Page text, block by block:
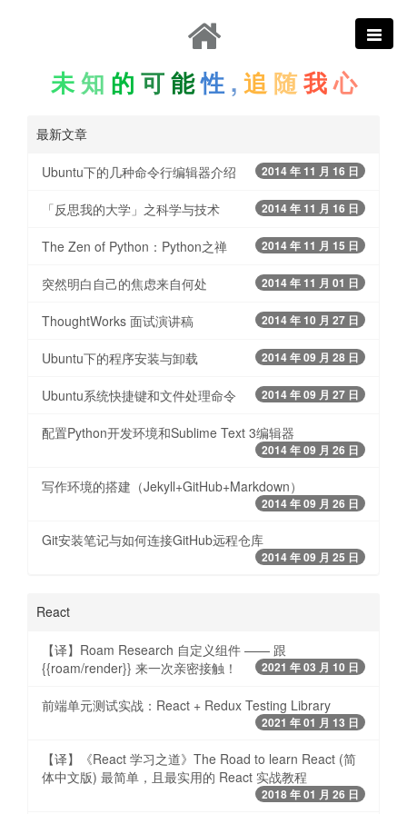
未 知 的 可 能性 , 追 随 我心
最新文章
Ubuntu下的几种命令行编辑器介绍 2014 年 11 月 16 日
「反思我的大学」之科学与技术 2014 年 11 月 16 日
The Zen of Python：Python之禅 2014 年 11 月 15 日
突然明白自己的焦虑来自何处 2014 年 11 月 01 日
ThoughtWorks 面试演讲稿 2014 年 10 月 27 日
Ubuntu下的程序安装与卸载 2014 年 09 月 28 日
Ubuntu系统快捷键和文件处理命令 2014 年 09 月 27 日
配置Python开发环境和Sublime Text 3编辑器
2014 年 09 月 26 日
写作环境的搭建（Jekyll+GitHub+Markdown）
2014 年 09 月 26 日
Git安装笔记与如何连接GitHub远程仓库
2014 年 09 月 25 日
React
【译】Roam Research 自定义组件 —— 跟
{{roam/render}} 来一次亲密接触！
2021 年 03 月 10 日
前端单元测试实战：React + Redux Testing Library
2021 年 01 月 13 日
【译】《React 学习之道》The Road to learn React (简
体中文版) 最简单，且最实用的 React 实战教程
2018 年 01 月 26 日